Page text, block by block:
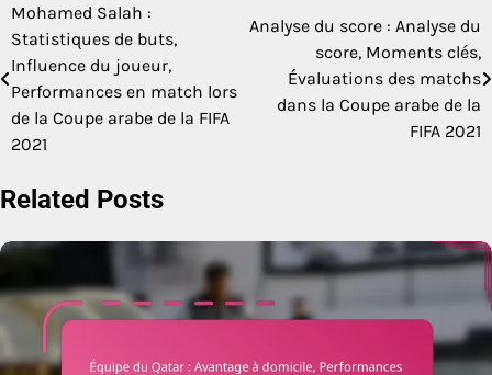
Post
navigation
Mohamed Salah :
Statistiques de buts,
Influence du joueur,
Performances en match lors
de la Coupe arabe de la FIFA
2021
Analyse du score : Analyse du
score, Moments clés,
Évaluations des matchs
dans la Coupe arabe de la
FIFA 2021
Related Posts